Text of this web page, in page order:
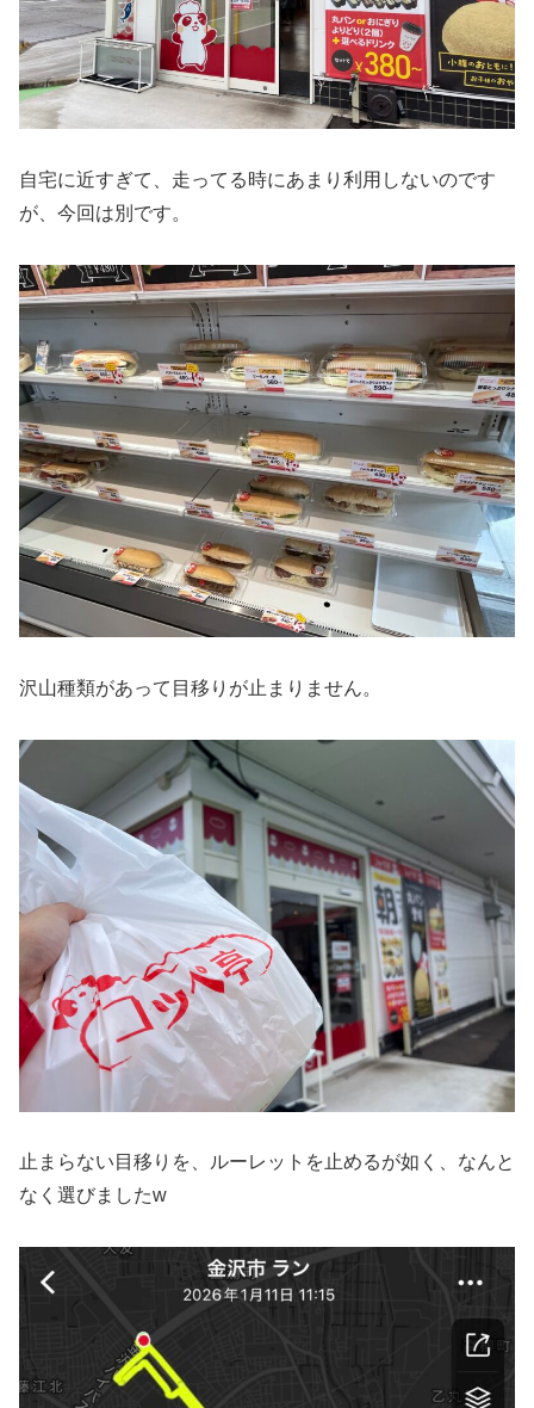
自宅に近すぎて、走ってる時にあまり利用しないのです
が、今回は別です。
沢山種類があって目移りが止まりません。
止まらない目移りを、ルーレットを止めるが如く、なんと
なく選びましたw